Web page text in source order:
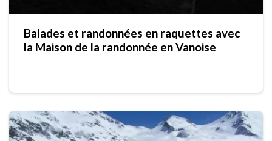
Balades et randonnées en raquettes avec
la Maison de la randonnée en Vanoise